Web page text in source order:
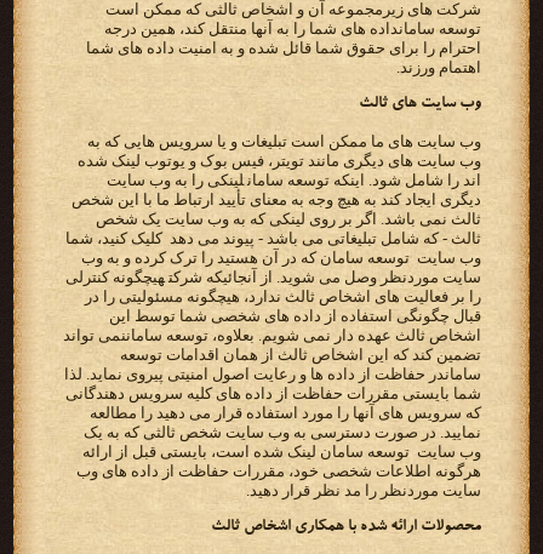
توسعه سامان‬داده های شما را به آنها منتقل کند، همین‬ ‫درجه
احترام را برای حقوق شما قائل شده و به امنیت داده های شما
اهتمام ورزند.‬
‫وب سایت های ثالث‬
‫وب سایت های ما ممکن است تبلیغات و یا سرویس هایی که به
وب سایت های دیگری مانند تویتر، فیس بوک و یوتوب لینک‬ ‫شده
اند را شامل شود. اینکه ‪ توسعه سامان‬لینکی را به وب سایت
دیگری ایجاد کند به هیچ وجه به معنای تأیید ارتباط ما با این‬ ‫شخص
ثالث نمی باشد. اگر بر روی لینکی که به وب سایت یک شخص
ثالث - که شامل تبلیغاتی می باشد - پیوند می دهد ‬ کلیک ‫کنید، شما
وب سایت ‪ توسعه سامان ‬که در آن هستید را ترک کرده و به وب
سایت موردنظر وصل می شوید. از آنجائیکه‬ ‫‪ شرکت‬هیچگونه کنترلی
را بر فعالیت های اشخاص ثالث ندارد، هیچگونه مسئولیتی را در
قبال چگونگی استفاده از داده‬ ‫های شخصی شما توسط این
اشخاص ثالث عهده دار نمی شویم. بعلاوه، توسعه سامان‬نمی تواند
سامان‬در حفاظت از داده ها و رعایت اصول امنیتی پیروی نماید. لذا
شما بایستی مقررات حفاظت از‬ ‫داده های کلیه سرویس دهندگانی
که سرویس های آنها را مورد استفاده قرار می دهید را مطالعه
نمایید. در صورت دسترسی به‬ ‫وب سایت شخص ثالثی که به یک
وب سایت ‪ توسعه سامان ‬لینک شده است، بایستی قبل از ارائه
هرگونه اطلاعات شخصی خود،‬ ‫مقررات حفاظت از داده های وب
سایت موردنظر را مد نظر قرار دهید.‬
‫محصولات ارائه شده با همکاری اشخاص ثالث‬